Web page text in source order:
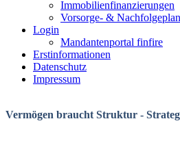
Immobilienfinanzierungen
Vorsorge- &
Login
Mandantenportal finfire
Erstinformationen
Datenschutz
Impressum
Vermögen braucht Struktur -